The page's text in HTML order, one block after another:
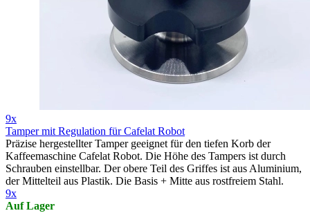
9x
Tamper mit Regulation für Cafelat Robot
Präzise hergestellter Tamper geeignet für den tiefen Korb der
Kaffeemaschine Cafelat Robot. Die Höhe des Tampers ist durch
Schrauben einstellbar. Der obere Teil des Griffes ist aus Aluminium,
der Mittelteil aus Plastik. Die Basis + Mitte aus rostfreiem Stahl.
9x
Auf Lager